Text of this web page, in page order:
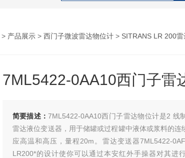
> 产品展示 > 西门子微波雷达物位计 > SITRANS LR 200
7ML5422-0AA10西门子雷
简要描述： 7ML5422-0AA10西门子雷达物位计是2 线
雷达液位变送器，用于储罐或过程罐中液体或浆料的连
应高温和高压，量程20m。雷达变送器7ML5422-
LR200*的设计使你可以通过本安红外手操器对其进